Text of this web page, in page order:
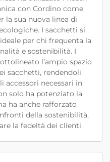
con Cordino come
la sua nuova linea di
I sacchetti si
per chi frequenta la
e sostenibilità. I
l’ampio spazio
sacchetti, rendendoli
accessori necessari in
solo ha potenziato la
ha anche rafforzato
della sostenibilità,
la fedeltà dei clienti.